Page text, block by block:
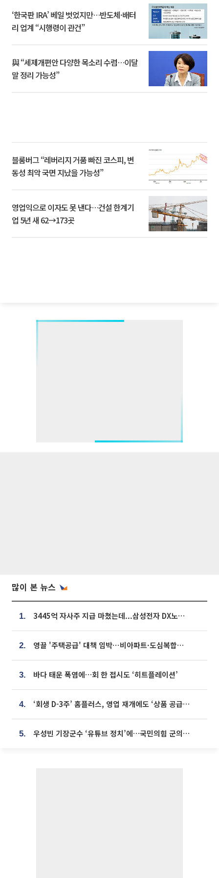
‘한국판 IRA’ 베일 벗었지만…반도체·배터
리 업계 “시행령이 관건”
與 “세제개편안 다양한 목소리 수렴…이달
말 정리 가능성”
블룸버그 “레버리지 거품 빠진 코스피, 변
동성 최악 국면 지났을 가능성”
영업익으로 이자도 못 낸다…건설 한계기
업 5년 새 62→173곳
많이 본 뉴스
1. 3445억 자사주 지급 마쳤는데...삼성전자 DX노조, 뒤늦은 '떼쓰기 집회'
2. 영끌 '주택공급' 대책 임박⋯비아파트·도심복합까지 총동원
3. 바다 태운 폭염에…회 한 접시도 ‘히트플레이션’
4. ‘회생 D-3주’ 홈플러스, 영업 재개에도 ‘상품 공급망’ 복구가 생존 관건
5. 우성빈 기장군수 ‘유튜브 정치’에…국민의힘 군의원들 집단 반발